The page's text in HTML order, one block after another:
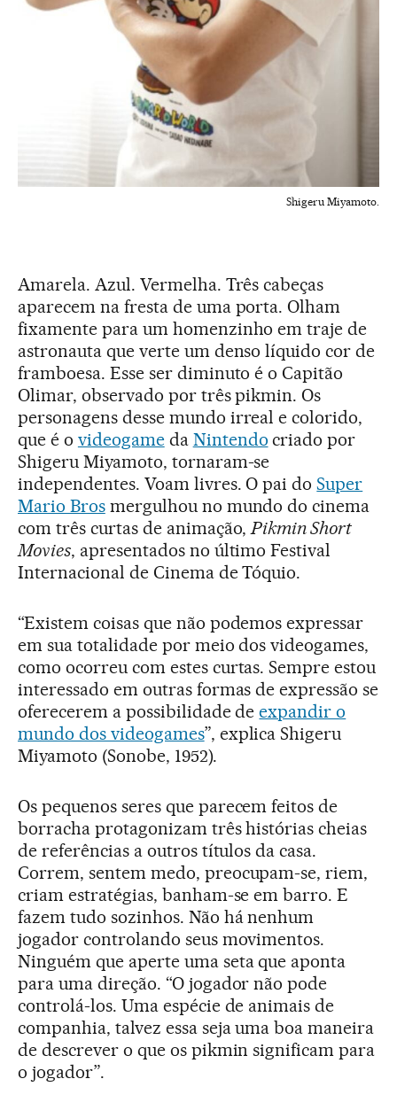
Shigeru Miyamoto.
Amarela. Azul. Vermelha. Três cabeças
aparecem na fresta de uma porta. Olham
fixamente para um homenzinho em traje de
astronauta que verte um denso líquido cor de
framboesa. Esse ser diminuto é o Capitão
Olimar, observado por três pikmin. Os
personagens desse mundo irreal e colorido,
que é o videogameda Nintendo criado por
Shigeru Miyamoto, tornaram-se
independentes. Voam livres. O pai doSuper
Mario Brosmergulhou no mundo do cinema
com três curtas de animação,Pikmin Short
Movies, apresentados no último Festival
Internacional de Cinema de Tóquio.
“Existem coisas que não podemos expressar
em sua totalidade por meio dos videogames,
como ocorreu com estes curtas. Sempre estou
interessado em outras formas de expressão se
oferecerem a possibilidade deexpandir o
mundo dos videogames”, explica Shigeru
Miyamoto (Sonobe, 1952).
Os pequenos seres que parecem feitos de
borracha protagonizam três histórias cheias
de referências a outros títulos da casa.
Correm, sentem medo, preocupam-se, riem,
criam estratégias, banham-se em barro. E
fazem tudo sozinhos. Não há nenhum
jogador controlando seus movimentos.
Ninguém que aperte uma seta que aponta
para uma direção. “O jogador não pode
controlá-los. Uma espécie de animais de
companhia, talvez essa seja uma boa maneira
de descrever o que os pikmin significam para
o jogador”.